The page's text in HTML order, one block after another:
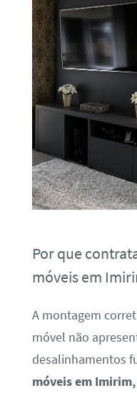
Por que
móveis em
A montagem
móvel não
desalinhamentos
móveis em Imirim,